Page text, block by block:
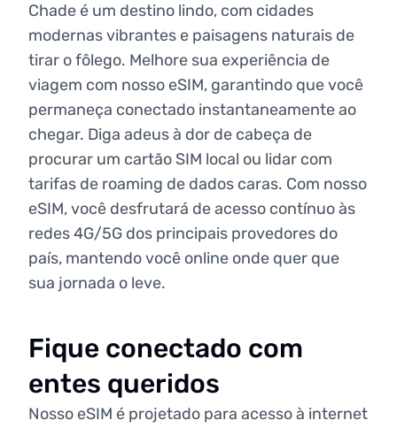
Chade é um destino lindo, com cidades
modernas vibrantes e paisagens naturais de
tirar o fôlego. Melhore sua experiência de
viagem com nosso eSIM, garantindo que você
permaneça conectado instantaneamente ao
chegar. Diga adeus à dor de cabeça de
procurar um cartão SIM local ou lidar com
tarifas de roaming de dados caras. Com nosso
eSIM, você desfrutará de acesso contínuo às
redes 4G/5G dos principais provedores do
país, mantendo você online onde quer que
sua jornada o leve.
Fique conectado com
entes queridos
Nosso eSIM é projetado para acesso à internet